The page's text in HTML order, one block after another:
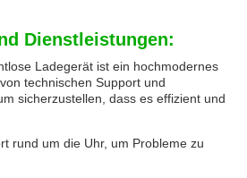
Dienstleistungen:
Ladegerät ist ein hochmodernes
technischen Support und
sicherzustellen, dass es effizient und
rund um die Uhr, um Probleme zu